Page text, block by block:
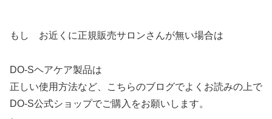
もし お近くに正規販売サロンさんが無い場合は
DO-Sヘアケア製品は
正しい使用方法など、こちらのブログでよくお読みの上で
DO-S公式ショップでご購入をお願いします。